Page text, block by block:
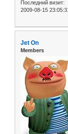
Последний визит:
2009-08-15
Jet On
Members